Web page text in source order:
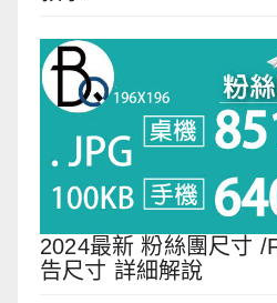
2024最新 粉絲團尺寸 /
告尺寸 詳細解說